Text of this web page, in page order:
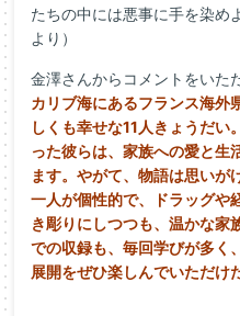
たちの中には悪事に手を染
より）
金澤さんからコメントをいた
カリブ海にあるフランス海外
しくも幸せな11人きょうだい。
った彼らは、 家族への愛と生
ます。やがて、 物語は思いが
一人が個性的で、
ドラッグや
き彫りにしつつも、 温かな家
での収録も、 毎回学びが多く
展開をぜひ楽しんでいただけ